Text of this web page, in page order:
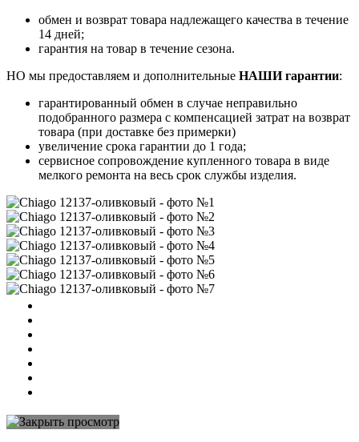
обмен и возврат товара надлежащего качества в течение
14 дней;
гарантия на товар в течение сезона.
НО мы предоставляем и дополнительные НАШИ гарантии:
гарантированный обмен в случае неправильно
подобранного размера с компенсацией затрат на возврат
товара (при доставке без примерки)
увеличение срока гарантии до 1 года;
сервисное сопровождение купленного товара в виде
мелкого ремонта на весь срок службы изделия.